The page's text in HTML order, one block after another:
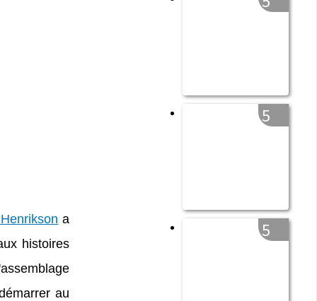
a
histoires
au
5
5